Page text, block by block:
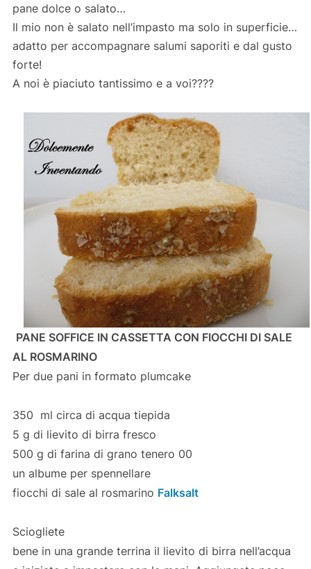
pane dolce o salato…
Il mio non è salato nell’impasto ma solo in superficie…
adatto per accompagnare salumi saporiti e dal gusto
forte!
A noi è piaciuto tantissimo e a voi????
PANE SOFFICE IN CASSETTA CON FIOCCHI DI SALE
AL ROSMARINO
Per due pani in formato plumcake
350 ml circa di acqua tiepida
5 g di lievito di birra fresco
500 g di farina di grano tenero 00
un albume per spennellare
fiocchi di sale al rosmarino Falksalt
Sciogliete
bene in una grande terrina il lievito di birra nell’acqua